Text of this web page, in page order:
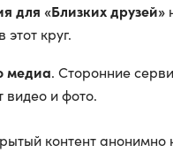
для «Близких друзей»
этот круг.
медиа. Сторонние
и фото.
контент